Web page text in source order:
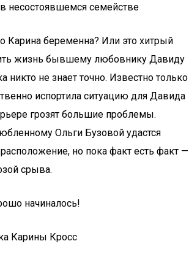
несостоявшемся семействе
Карина беременна? Или это хитрый
жизнь бывшему любовнику Давиду
никто не знает точно. Известно только
испортила ситуацию для Давида
грозят большие проблемы.
Ольги Бузовой удастся
но пока факт есть факт —
срыва.
начиналось!
Карины Кросс